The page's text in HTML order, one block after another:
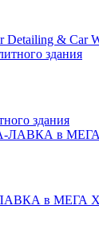
Detailing & Car
здания
ЛАВКА в МЕГА